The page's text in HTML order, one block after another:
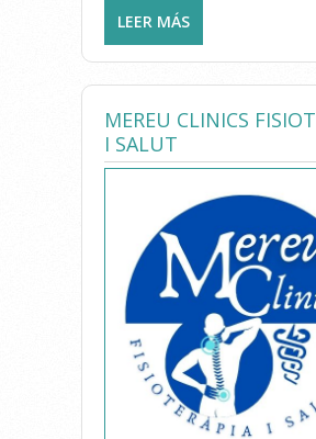
LEER MÁS
MOVIMIENTO
MEREU CLINICS
I SALUT